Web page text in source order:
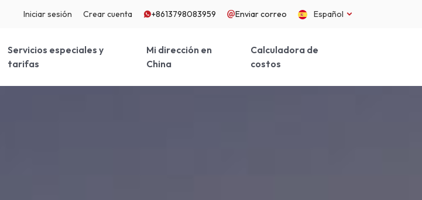
Iniciar sesión Crear cuenta +8613798083959 Enviar correo Español
Servicios especiales y
tarifas
Mi dirección en
China
Calculadora de
costos